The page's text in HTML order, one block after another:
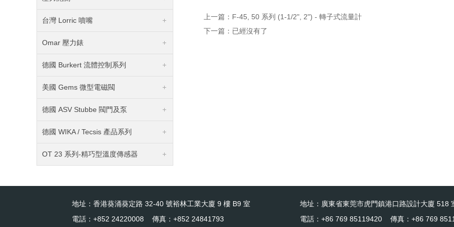
台灣 Lorric 噴嘴
Omar 壓力錶
德國 Burkert 流體控制系列
美國 Gems 微型電磁閥
德國 ASV Stubbe 閥門及泵
德國 WIKA / Tecsis 產品系列
OT 23 系列-精巧型溫度傳感器
上一篇： F-45, 50 系列 (1-1/2", 2") - 轉子式流量計
下一篇：已經沒有了
地址：香港葵涌葵定路 32-40 號裕林工業大廈 9 樓 B9 室
電話：+852 24220008 傳真：+852 24841793
地址：廣東省東莞市虎門鎮港口路設計大廈 518
電話：+86 769 85119420 傳真：+86 769